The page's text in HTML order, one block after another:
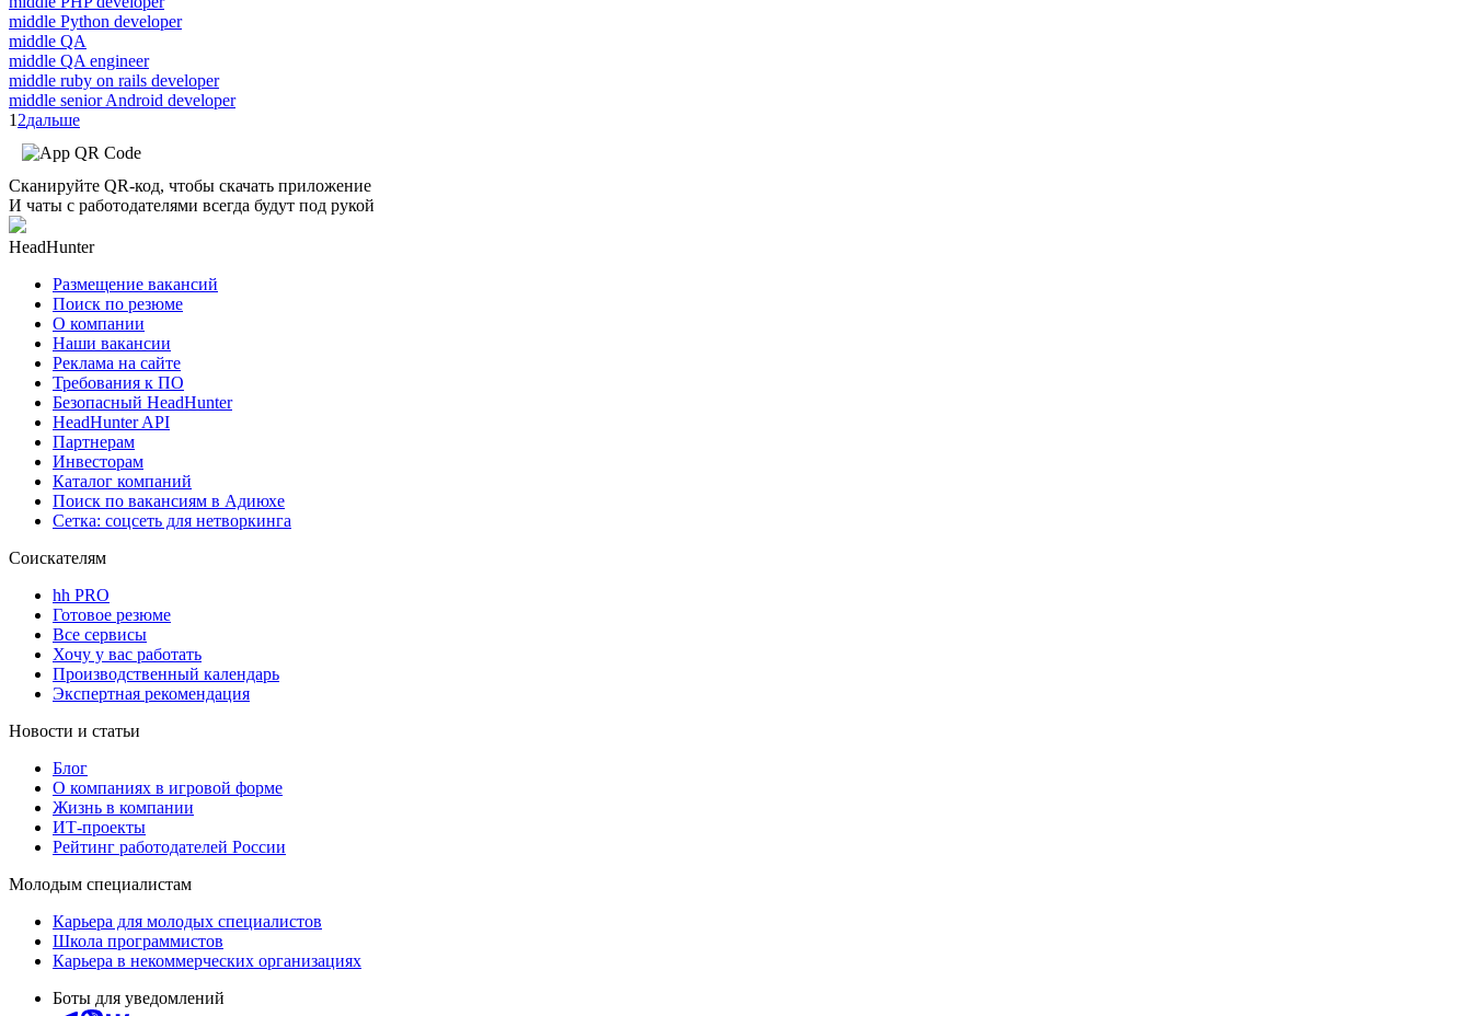
middle Python developer
middle QA
middle QA engineer
middle ruby on rails developer
middle senior Android developer
1 2дальше
Сканируйте QR-код, чтобы скачать приложение
И чаты с работодателями всегда будут под рукой
HeadHunter
Размещение вакансий
Поиск по резюме
О компании
Наши вакансии
Реклама на сайте
Требования к ПО
Безопасный HeadHunter
HeadHunter API
Партнерам
Инвесторам
Каталог компаний
Поиск по вакансиям в Адиюхе
Сетка: соцсеть для нетворкинга
Соискателям
hh PRO
Готовое резюме
Все сервисы
Хочу у вас работать
Производственный календарь
Экспертная рекомендация
Новости и статьи
Блог
О компаниях в игровой форме
Жизнь в компании
ИТ-проекты
Рейтинг работодателей России
Молодым специалистам
Карьера для молодых специалистов
Школа программистов
Карьера в некоммерческих организациях
Боты для уведомлений